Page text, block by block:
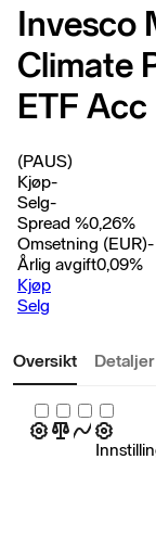
Invesco
Climate
ETF Acc
(PAUS)
Kjøp-
Selg-
Spread %0,26%
Omsetning (EUR)-
Årlig avgift0,09%
Kjøp
Selg
Oversikt Detaljer